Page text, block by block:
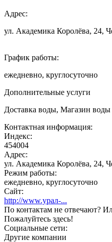
Адрес:
ул. Академика Королёва, 24,
График работы:
ежедневно, круглосуточно
Дополнительные услуги
Доставка воды, Магазин воды
Контактная информация:
Индекс:
454004
Адрес:
ул. Академика Королёва, 24,
Режим работы:
ежедневно, круглосуточно
Сайт:
http://www.урал-...
По контактам не отвечают?
Пожалуйтесь здесь!
Социальные сети:
Другие компании